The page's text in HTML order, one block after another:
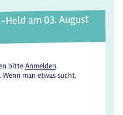
am 03. August
bitteAnmelden.
man etwas sucht,